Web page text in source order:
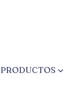
PRODUCTOS